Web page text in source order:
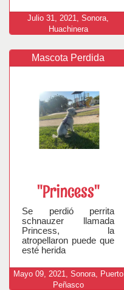
Julio 31, 2021, Sonora,
Huachinera
Mascota Perdida
"Princess"
Se perdió perrita
schnauzer llamada
Princess, la
atropellaron puede que
esté herida
Mayo 09, 2021, Sonora, Puerto
Peñasco